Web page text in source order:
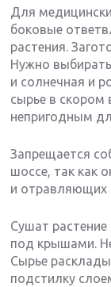
Для
боковые
растения.
Нужно
и солнечная и
сырье в скором
непригодным
Запрещается
шоссе, так как
и отравляющих
Сушат
под крышами.
Сырье
подстилку